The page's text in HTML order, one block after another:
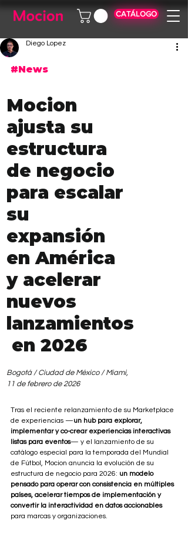
CATÁLOGO
Diego Lopez
#News
Mocion
ajusta su
estructura
de negocio
para escalar
su
expansión
en América
y acelerar
nuevos
lanzamientos
en 2026
Bogotá / Ciudad de México / Miami,
11 de febrero de 2026
Tras el reciente relanzamiento de su Marketplace
de experiencias —un hub para explorar,
implementar y co-crear experiencias interactivas
listas para eventos— y el lanzamiento de su
catálogo especial para la temporada del Mundial
de Fútbol, Mocion anuncia la evolución de su
estructura de negocio para 2026: un modelo
pensado para operar con consistencia en múltiples
países, acelerar tiempos de implementación y
convertir la interactividad en datos accionables
para marcas y organizaciones.